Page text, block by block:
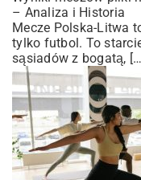
– Analiza i Historia
Mecze Polska-Litwa
tylko futbol. To
sąsiadów z bogatą,